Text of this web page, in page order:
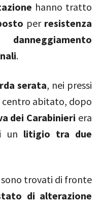
hanno tratto
per resistenza
.
serata, nei pressi
centro abitato, dopo
dei Carabinieri era
un litigio tra due
trovati di fronte
di alterazione